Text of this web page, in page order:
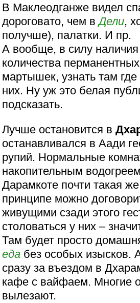
В Маклеодганже видел
дороговато, чем вДели,
получше), палатки. И пр.
А вообще, в силу
количества
мартышек, узнать там
них. Ну уж это белая
подсказать.
Лучше остановится в
останавливался в Аади
рупий. Нормальные
накопительным
Дарамкоте почти такая
принципе можно
живущими сзади этого
столоваться у них –
Там будет просто
еда без особых изысков.
сразу за въездом в
кафе с вайфаем. Многие
вылезают.